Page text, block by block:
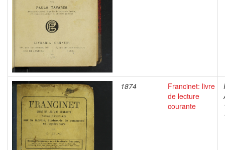
1874
Francinet: livre
de lecture
courante